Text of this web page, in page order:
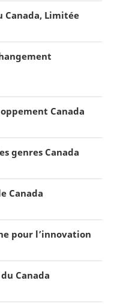
Limitée
Canada
genres Canada
Canada
pour l’innovation
Canada